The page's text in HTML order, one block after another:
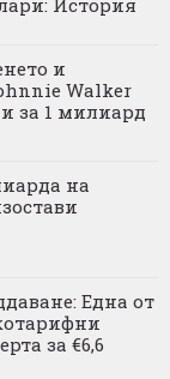
История
и
Walker
за 1 милиард
на
Една от
за €6,6